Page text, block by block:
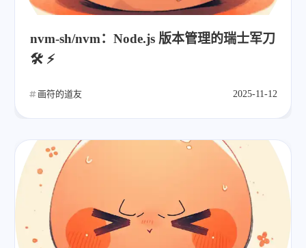
nvm-sh/nvm：Node.js 版本管理的瑞士军刀
🛠️ ⚡
画符的道友 2025-11-12